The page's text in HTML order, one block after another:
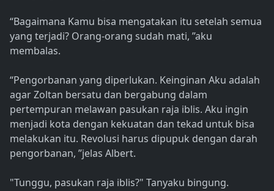
“Bagaimana Kamu bisa mengatakan itu setelah semua
yang terjadi? Orang-orang sudah mati, ”aku
membalas.
“Pengorbanan yang diperlukan. Keinginan Aku adalah
agar Zoltan bersatu dan bergabung dalam
pertempuran melawan pasukan raja iblis. Aku ingin
menjadi kota dengan kekuatan dan tekad untuk bisa
melakukan itu. Revolusi harus dipupuk dengan darah
pengorbanan, ”jelas Albert.
"Tunggu, pasukan raja iblis?" Tanyaku bingung.